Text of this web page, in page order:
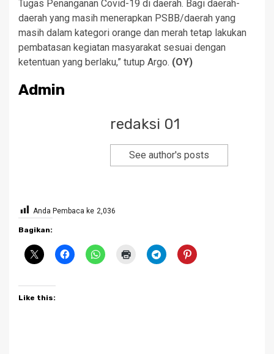
Tugas Penanganan Covid-19 di daerah. Bagi daerah-
daerah yang masih menerapkan PSBB/daerah yang
masih dalam kategori orange dan merah tetap lakukan
pembatasan kegiatan masyarakat sesuai dengan
ketentuan yang berlaku,” tutup Argo. (OY)
Admin
redaksi 01
See author's posts
Anda Pembaca ke 2,036
Bagikan:
Like this: